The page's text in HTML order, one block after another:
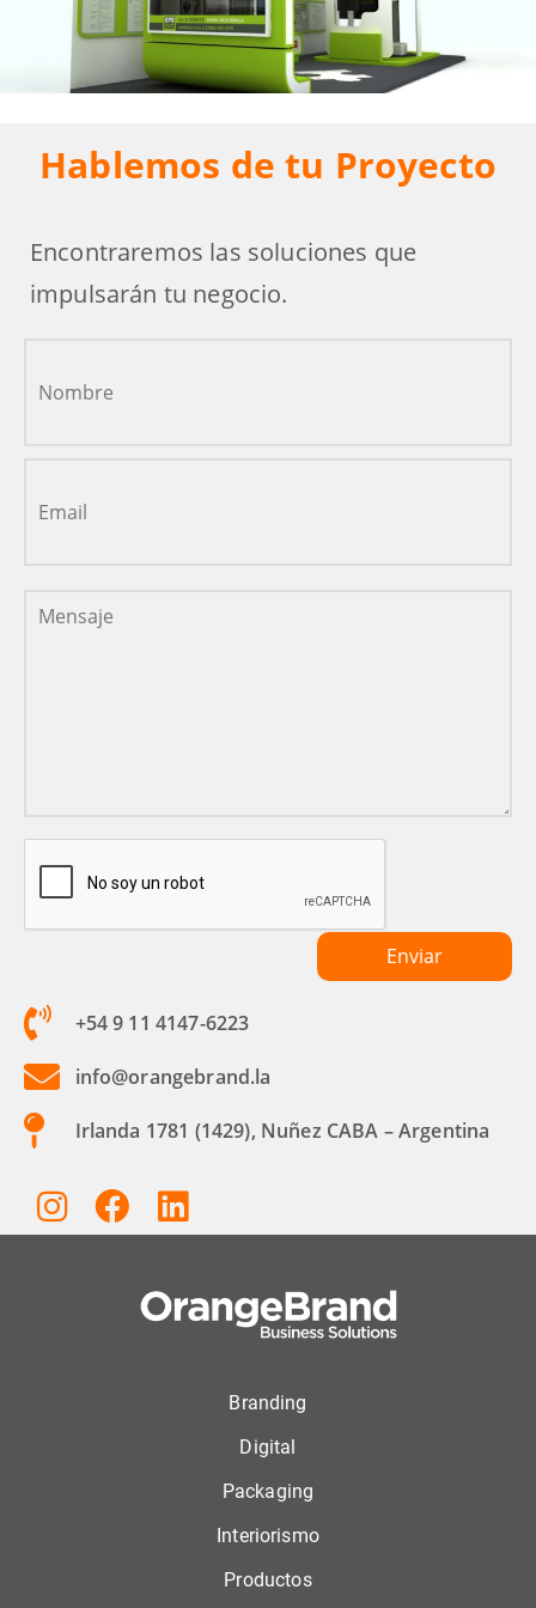
Hablemos de tu Proyecto
Encontraremos las soluciones que
impulsarán tu negocio.
+54 9 11 4147-6223
info@orangebrand.la
Irlanda 1781 (1429), Nuñez CABA – Argentina
Branding
Digital
Packaging
Interiorismo
Productos